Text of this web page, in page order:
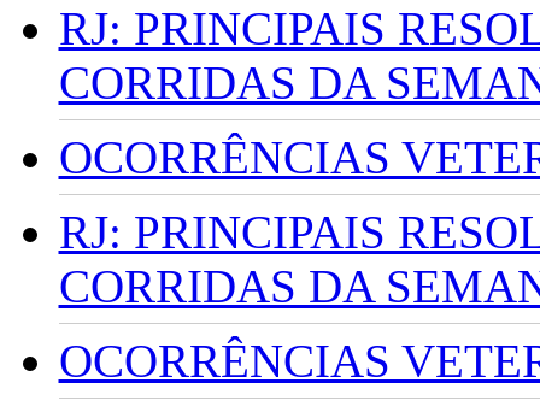
RJ: PRINCIPAIS
CORRIDAS DA
OCORRÊNCIAS
RJ: PRINCIPAIS
CORRIDAS DA
OCORRÊNCIAS